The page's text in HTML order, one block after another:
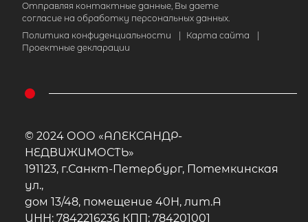
Отправляя контактные данные, Вы даете
согласие на обработку персональных данных.
Политика конфиденциальности
Карта сайта
Проектные декларации
© 2024 ООО «АЛЕКСАНДР-
НЕДВИЖИМОСТЬ»
191123, г.Санкт-Петербург, Потемкинская
ул.,
дом 13/48, помещение 40Н, лит.А
ИНН: 7842216236 КПП: 784201001